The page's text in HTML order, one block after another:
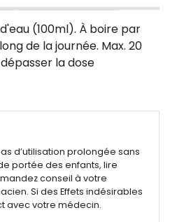
(100ml). À boire par
de la journée. Max. 20
la dose
d’utilisation prolongée sans
portée des enfants, lire
conseil à votre
Si des Effets indésirables
avec votre médecin.